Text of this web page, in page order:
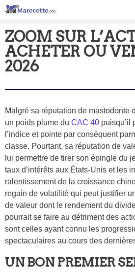
ZOOM SUR
ACHETER OU
2026
Malgré sa réputation de mastodonte
un poids plume du CAC 40 puisqu’il
l’indice et pointe par conséquent
classe. Pourtant, sa réputation de
lui permettre de tirer son épingle du
taux d’intérêts aux États-Unis et les
ralentissement de la croissance
regain de volatilité qui peut justifier
de valeur dont le rendement du
pourrait se faire au détriment des
sont celles ayant connu les
spectaculaires au cours des
UN BON PREMIER